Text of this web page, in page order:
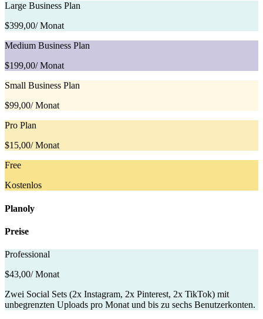
Large Business Plan
$399,00/ Monat
Medium Business Plan
$199,00/ Monat
Small Business Plan
$99,00/ Monat
Pro Plan
$15,00/ Monat
Free
Kostenlos
Planoly
Preise
Professional
$43,00/ Monat
Zwei Social Sets (2x Instagram, 2x Pinterest, 2x TikTok) mit
unbegrenzten Uploads pro Monat und bis zu sechs Benutzerkonten.